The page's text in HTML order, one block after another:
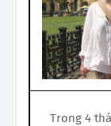
Trong 4